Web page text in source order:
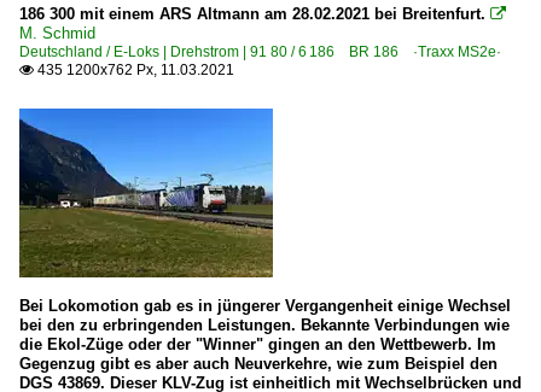
186 300 mit einem ARS Altmann am 28.02.2021 bei Breitenfurt. 
M. Schmid
Deutschland / E-Loks | Drehstrom | 91 80 / 6 186 BR 186 ·Traxx MS2e·
 435 1200x762 Px, 11.03.2021
Bei Lokomotion gab es in jüngerer Vergangenheit einige Wechsel
bei den zu erbringenden Leistungen. Bekannte Verbindungen wie
die Ekol-Züge oder der "Winner" gingen an den Wettbewerb. Im
Gegenzug gibt es aber auch Neuverkehre, wie zum Beispiel den
DGS 43869. Dieser KLV-Zug ist einheitlich mit Wechselbrücken und